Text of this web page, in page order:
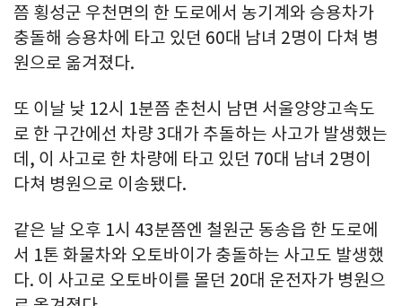
쯤 횡성군 우천면의 한 도로에서 농기계와 승용차가
충돌해 승용차에 타고 있던 60대 남녀 2명이 다쳐 병
원으로 옮겨졌다.
또 이날 낮 12시 1분쯤 춘천시 남면 서울양양고속도
로 한 구간에선 차량 3대가 추돌하는 사고가 발생했는
데, 이 사고로 한 차량에 타고 있던 70대 남녀 2명이
다쳐 병원으로 이송됐다.
같은 날 오후 1시 43분쯤엔 철원군 동송읍 한 도로에
서 1톤 화물차와 오토바이가 충돌하는 사고도 발생했
다. 이 사고로 오토바이를 몰던 20대 운전자가 병원으